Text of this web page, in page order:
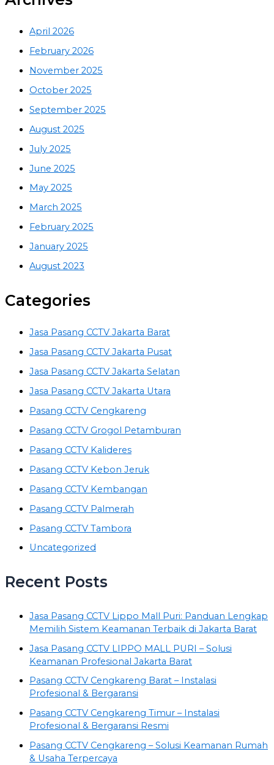
April 2026
February 2026
November 2025
October 2025
September 2025
August 2025
July 2025
June 2025
May 2025
March 2025
February 2025
January 2025
August 2023
Categories
Jasa Pasang CCTV Jakarta Barat
Jasa Pasang CCTV Jakarta Pusat
Jasa Pasang CCTV Jakarta Selatan
Jasa Pasang CCTV Jakarta Utara
Pasang CCTV Cengkareng
Pasang CCTV Grogol Petamburan
Pasang CCTV Kalideres
Pasang CCTV Kebon Jeruk
Pasang CCTV Kembangan
Pasang CCTV Palmerah
Pasang CCTV Tambora
Uncategorized
Recent Posts
Jasa Pasang CCTV Lippo Mall Puri: Panduan Lengkap
Memilih Sistem Keamanan Terbaik di Jakarta Barat
Jasa Pasang CCTV LIPPO MALL PURI – Solusi
Keamanan Profesional Jakarta Barat
Pasang CCTV Cengkareng Barat – Instalasi
Profesional & Bergaransi
Pasang CCTV Cengkareng Timur – Instalasi
Profesional & Bergaransi Resmi
Pasang CCTV Cengkareng – Solusi Keamanan Rumah
& Usaha Terpercaya